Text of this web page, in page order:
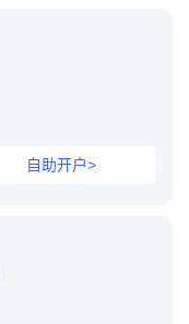
自助开户>